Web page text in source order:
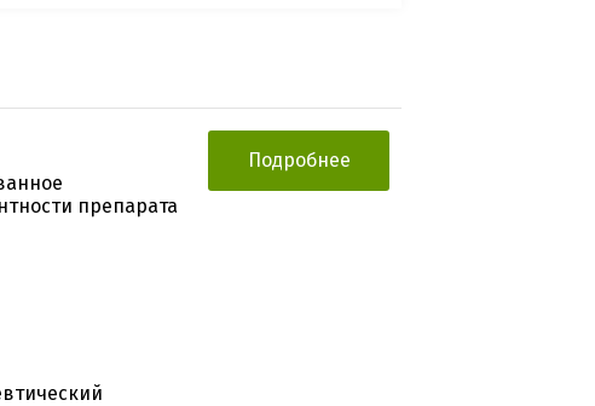
препарата
Подробнее